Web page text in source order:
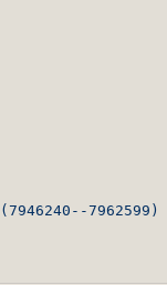
7962599)